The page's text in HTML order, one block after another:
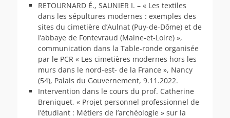
RETOURNARD É., SAUNIER I. – « Les textiles
dans les sépultures modernes : exemples des
sites du cimetière d’Aulnat (Puy-de-Dôme) et de
l’abbaye de Fontevraud (Maine-et-Loire) »,
communication dans la Table-ronde organisée
par le PCR « Les cimetières modernes hors les
murs dans le nord-est- de la France », Nancy
(54), Palais du Gouvernement, 9.11.2022.
Intervention dans le cours du prof. Catherine
Breniquet, « Projet personnel professionnel de
l’étudiant : Métiers de l’archéologie » sur la